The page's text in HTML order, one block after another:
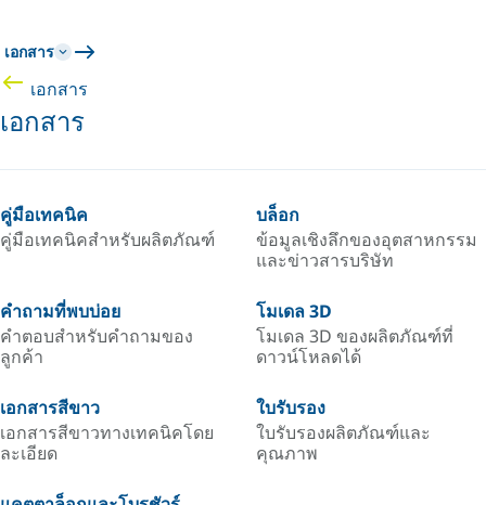
เอกสาร
เอกสาร
เอกสาร
คู่มือเทคนิค
คู่มือเทคนิคสำหรับผลิตภัณฑ์
บล็อก
ข้อมูลเชิงลึกของอุตสาหกรรม
และข่าวสารบริษัท
คำถามที่พบบ่อย
คำตอบสำหรับคำถามของ
ลูกค้า
โมเดล 3D
โมเดล 3D ของผลิตภัณฑ์ที่
ดาวน์โหลดได้
เอกสารสีขาว
เอกสารสีขาวทางเทคนิคโดย
ละเอียด
ใบรับรอง
ใบรับรองผลิตภัณฑ์และ
คุณภาพ